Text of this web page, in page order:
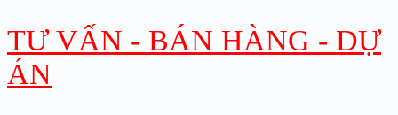
TƯ VẤN - BÁN HÀNG - DỰ
ÁN